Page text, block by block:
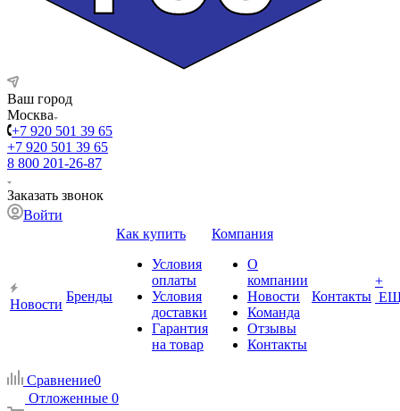
Ваш город
Москва
+7 920 501 39 65
+7 920 501 39 65
8 800 201-26-87
Заказать звонок
Войти
Новости
Бренды
Как купить
Условия
оплаты
Условия
доставки
Гарантия
на товар
Компания
О
компании
Новости
Команда
Отзывы
Контакты
Контакты
+
Сравнение0
Отложенные 0